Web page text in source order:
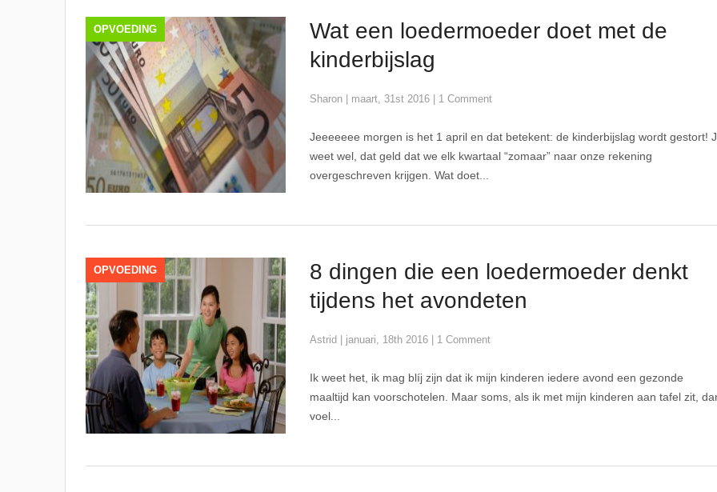
OPVOEDING
Wat een loedermoeder doet met de
kinderbijslag
Sharon maart, 31st 2016 1 Comment
Jeeeeeee morgen is het 1 april en dat betekent: de kinderbijslag wordt gestort!
weet wel, dat geld dat we elk kwartaal “zomaar” naar onze rekening
overgeschreven krijgen. Wat doet...
OPVOEDING
8 dingen die een loedermoeder denkt
tijdens het avondeten
Astrid januari, 18th 2016 1 Comment
Ik weet het, ik mag blíj zijn dat ik mijn kinderen iedere avond een gezonde
maaltijd kan voorschotelen. Maar soms, als ik met mijn kinderen aan tafel zit,
voel...